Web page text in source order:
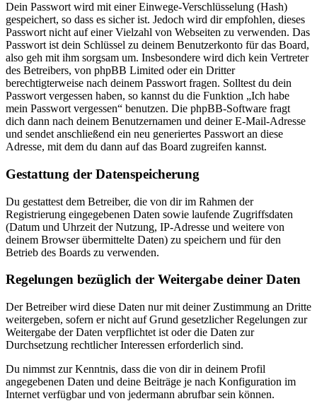
Dein Passwort wird mit einer Einwege-Verschlüsselung (Hash)
gespeichert, so dass es sicher ist. Jedoch wird dir empfohlen, dieses
Passwort nicht auf einer Vielzahl von Webseiten zu verwenden. Das
Passwort ist dein Schlüssel zu deinem Benutzerkonto für das Board,
also geh mit ihm sorgsam um. Insbesondere wird dich kein Vertreter
des Betreibers, von phpBB Limited oder ein Dritter
berechtigterweise nach deinem Passwort fragen. Solltest du dein
Passwort vergessen haben, so kannst du die Funktion „Ich habe
mein Passwort vergessen“ benutzen. Die phpBB-Software fragt
dich dann nach deinem Benutzernamen und deiner E-Mail-Adresse
und sendet anschließend ein neu generiertes Passwort an diese
Adresse, mit dem du dann auf das Board zugreifen kannst.
Gestattung der Datenspeicherung
Du gestattest dem Betreiber, die von dir im Rahmen der
Registrierung eingegebenen Daten sowie laufende Zugriffsdaten
(Datum und Uhrzeit der Nutzung, IP-Adresse und weitere von
deinem Browser übermittelte Daten) zu speichern und für den
Betrieb des Boards zu verwenden.
Regelungen bezüglich der Weitergabe deiner Daten
Der Betreiber wird diese Daten nur mit deiner Zustimmung an Dritte
weitergeben, sofern er nicht auf Grund gesetzlicher Regelungen zur
Weitergabe der Daten verpflichtet ist oder die Daten zur
Durchsetzung rechtlicher Interessen erforderlich sind.
Du nimmst zur Kenntnis, dass die von dir in deinem Profil
angegebenen Daten und deine Beiträge je nach Konfiguration im
Internet verfügbar und von jedermann abrufbar sein können.